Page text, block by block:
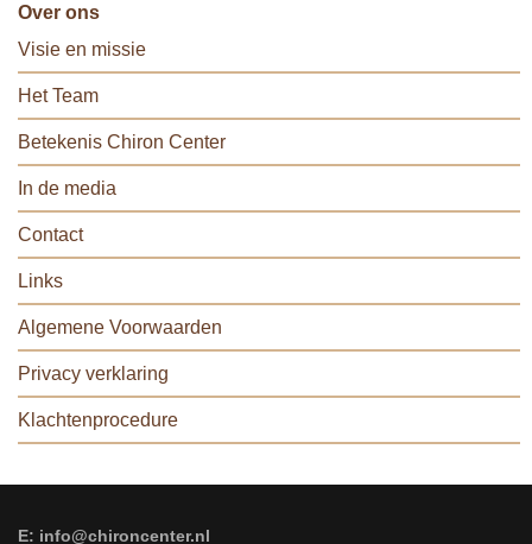
Over ons
Visie en missie
Het Team
Betekenis Chiron Center
In de media
Contact
Links
Algemene Voorwaarden
Privacy verklaring
Klachtenprocedure
E: info@chironcenter.nl